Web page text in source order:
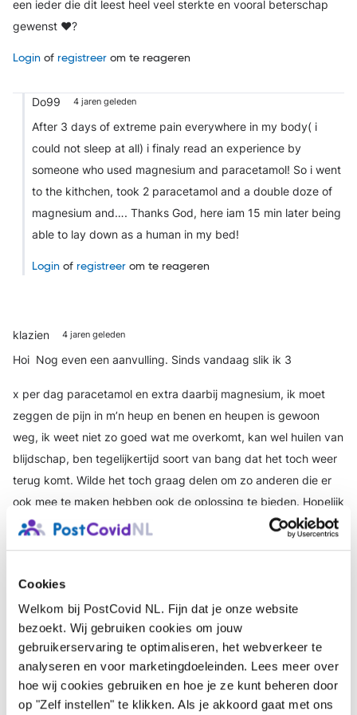
Cookies
Welkom bij PostCovid NL. Fijn dat je onze website
bezoekt. Wij gebruiken cookies om jouw
gebruikerservaring te optimaliseren, het webverkeer te
analyseren en voor marketingdoeleinden. Lees meer over
hoe wij cookies gebruiken en hoe je ze kunt beheren door
op "Zelf instellen" te klikken. Als je akkoord gaat met ons
een ieder die dit leest heel veel sterkte en vooral beterschap
gewenst ❤️‍?
Login of registreer om te reageren
Do99 4 jaren geleden
After 3 days of extreme pain everywhere in my body( i
could not sleep at all) i finaly read an experience by
someone who used magnesium and paracetamol! So i went
to the kithchen, took 2 paracetamol and a double doze of
magnesium and…. Thanks God, here iam 15 min later being
able to lay down as a human in my bed!
Login of registreer om te reageren
klazien 4 jaren geleden
Hoi Nog even een aanvulling. Sinds vandaag slik ik 3
x per dag paracetamol en extra daarbij magnesium, ik moet
zeggen de pijn in m’n heup en benen en heupen is gewoon
weg, ik weet niet zo goed wat me overkomt, kan wel huilen van
blijdschap, ben tegelijkertijd soort van bang dat het toch weer
terug komt. Wilde het toch graag delen om zo anderen die er
ook mee te maken hebben ook de oplossing te bieden. Hopelijk
is het een goed middel
Hoi Klazien,
Bedankt voor de tip!!! Heb op dit moment Corona en kreeg
gisteren ineens enorm zere benen, knieholtes, kuiten,
ijskoude voeten: allemaal zoals hier door iedereen